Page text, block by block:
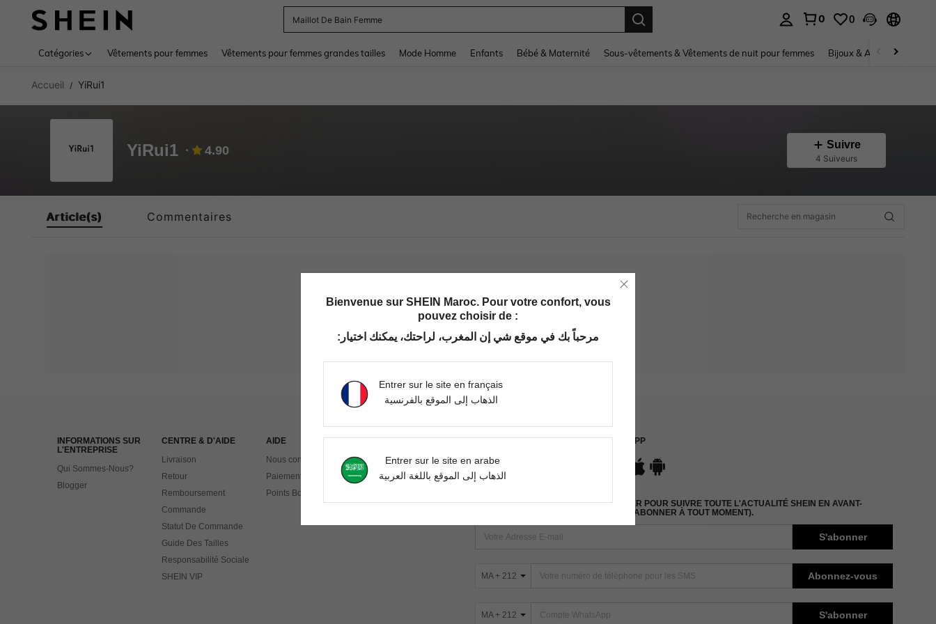
Maillot De Bain Femme
0 0
Catégories Vêtements pour femmes Vêtements pour femmes grandes tailles Mode Homme Enfants Bébé & Maternité Sous-vêtements & Vêtements de nuit pour femmes Bijoux & Accessoires pour
Accueil / YiRui1
YiRui1 4.90 Suivre
4 Suiveurs
Article(s) Commentaires
Aucun article trouvé. Veuillez essayer une autre recherche.
INFORMATIONS SUR
L'ENTREPRISE
Qui Sommes-Nous?
Blogger
CENTRE & D'AIDE
Livraison
Retour
Remboursement
Commande
Statut De Commande
Guide Des Tailles
Responsabilité Sociale
SHEIN VIP
AIDE
Nous contacter
Paiement
Points Bonus
TROUVEZ-NOUS SUR APP
ABONNEZ-VOUS À NOTRE NEWSLETTER POUR SUIVRE TOUTE L'ACTUALITÉ SHEIN EN AVANT-
PREMIÈRE ! (VOUS POUVEZ VOUS DÉSABONNER À TOUT MOMENT).
S'abonner
MA + 212 Abonnez-vous
MA + 212 S'abonner
Bienvenue sur SHEIN Maroc. Pour votre confort, vous
pouvez choisir de :
مرحباً بك في موقع شي إن المغرب، لراحتك، يمكنك اختيار:
Entrer sur le site en français
الذهاب إلى الموقع بالفرنسية
Entrer sur le site en arabe
الذهاب إلى الموقع باللغة العربية